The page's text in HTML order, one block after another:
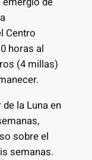
Centro
horas al
(4 millas)
la Luna en
sobre el
semanas.